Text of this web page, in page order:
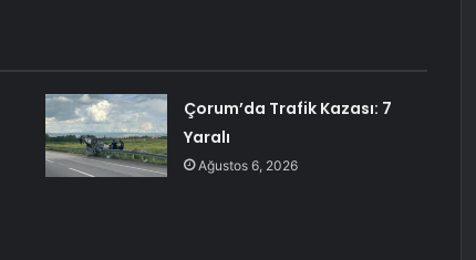
Çorum’da Trafik Kazası: 7
Yaralı
Ağustos 6, 2026